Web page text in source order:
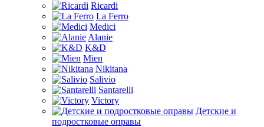
Ricardi
La Ferro
Medici
Alanie
K&D
Mien
Nikitana
Salivio
Santarelli
Victory
Детские и
подростковые оправы